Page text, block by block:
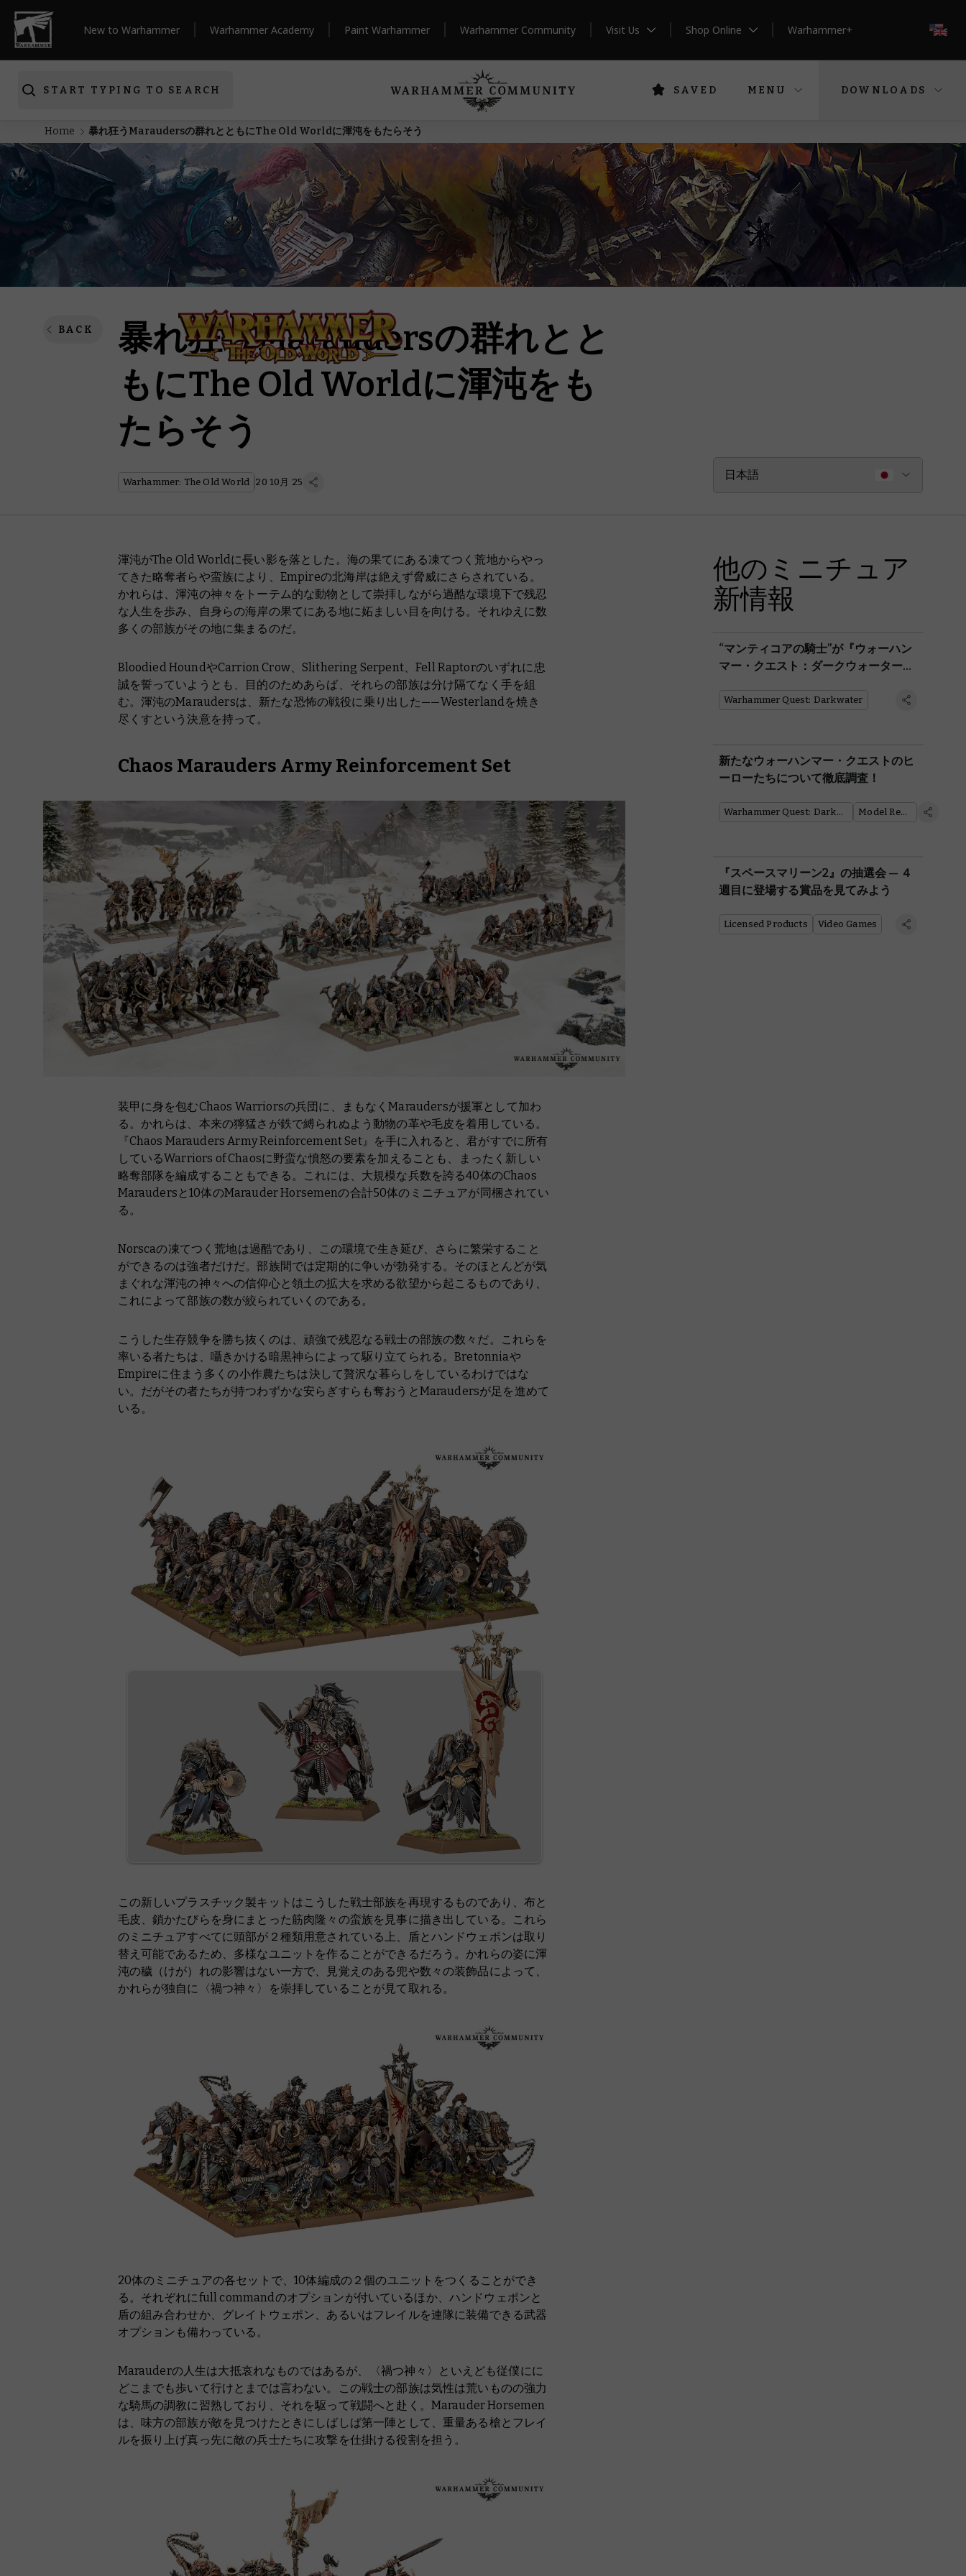
New to Warhammer Warhammer Academy Paint Warhammer Warhammer Community Visit Us Shop Online Warhammer+
START TYPING TO SEARCH SAVED MENU DOWNLOADS
Home 暴れ狂うMaraudersの群れとともにThe Old Worldに渾沌をもたらそう
BACK
暴れ狂うMaraudersの群れとと
もにThe Old Worldに渾沌をも
たらそう
Warhammer: The Old World 20 10月 25
日本語
渾沌がThe Old Worldに長い影を落とした。海の果てにある凍てつく荒地からやっ
てきた略奪者らや蛮族により、Empireの北海岸は絶えず脅威にさらされている。
かれらは、渾沌の神々をトーテム的な動物として崇拝しながら過酷な環境下で残忍
な人生を歩み、自身らの海岸の果てにある地に妬ましい目を向ける。それゆえに数
多くの部族がその地に集まるのだ。
Bloodied HoundやCarrion Crow、Slithering Serpent、Fell Raptorのいずれに忠
誠を誓っていようとも、目的のためあらば、それらの部族は分け隔てなく手を組
む。渾沌のMaraudersは、新たな恐怖の戦役に乗り出した——Westerlandを焼き
尽くすという決意を持って。
Chaos Marauders Army Reinforcement Set
装甲に身を包むChaos Warriorsの兵団に、まもなくMaraudersが援軍として加わ
る。かれらは、本来の獰猛さが鉄で縛られぬよう動物の革や毛皮を着用している。
『Chaos Marauders Army Reinforcement Set』を手に入れると、君がすでに所有
しているWarriors of Chaosに野蛮な憤怒の要素を加えることも、まったく新しい
略奪部隊を編成することもできる。これには、大規模な兵数を誇る40体のChaos
Maraudersと10体のMarauder Horsemenの合計50体のミニチュアが同梱されてい
る。
Norscaの凍てつく荒地は過酷であり、この環境で生き延び、さらに繁栄すること
ができるのは強者だけだ。部族間では定期的に争いが勃発する。そのほとんどが気
まぐれな渾沌の神々への信仰心と領土の拡大を求める欲望から起こるものであり、
これによって部族の数が絞られていくのである。
こうした生存競争を勝ち抜くのは、頑強で残忍なる戦士の部族の数々だ。これらを
率いる者たちは、囁きかける暗黒神らによって駆り立てられる。Bretonniaや
Empireに住まう多くの小作農たちは決して贅沢な暮らしをしているわけではな
い。だがその者たちが持つわずかな安らぎすらも奪おうとMaraudersが足を進めて
いる。
この新しいプラスチック製キットはこうした戦士部族を再現するものであり、布と
毛皮、鎖かたびらを身にまとった筋肉隆々の蛮族を見事に描き出している。これら
のミニチュアすべてに頭部が２種類用意されている上、盾とハンドウェポンは取り
替え可能であるため、多様なユニットを作ることができるだろう。かれらの姿に渾
沌の穢（けが）れの影響はない一方で、見覚えのある兜や数々の装飾品によって、
かれらが独自に〈禍つ神々〉を崇拝していることが見て取れる。
20体のミニチュアの各セットで、10体編成の２個のユニットをつくることができ
る。それぞれにfull commandのオプションが付いているほか、ハンドウェポンと
盾の組み合わせか、グレイトウェポン、あるいはフレイルを連隊に装備できる武器
オプションも備わっている。
Marauderの人生は大抵哀れなものではあるが、〈禍つ神々〉といえども従僕にに
どこまでも歩いて行けとまでは言わない。この戦士の部族は気性は荒いものの強力
な騎馬の調教に習熟しており、それを駆って戦闘へと赴く。Marauder Horsemen
は、味方の部族が敵を見つけたときにしばしば第一陣として、重量ある槍とフレイ
ルを振り上げ真っ先に敵の兵士たちに攻撃を仕掛ける役割を担う。
他のミニチュア
新情報
“マンティコアの騎士”が『ウォーハン
マー・クエスト：ダークウォーター』
Warhammer Quest: Darkwater
新たなウォーハンマー・クエストのヒ
ーローたちについて徹底調査！
Warhammer Quest: Darkwater Model Reveal
『スペースマリーン2』の抽選会 — ４
週目に登場する賞品を見てみよう
Licensed Products Video Games